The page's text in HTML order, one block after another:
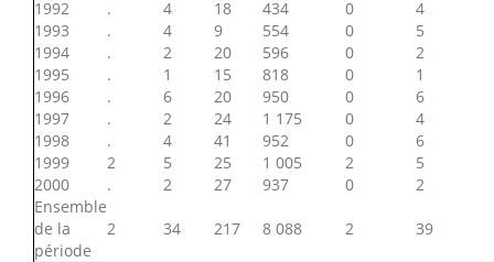
1992
. 4 18 434 0
4
1993
. 4 9 554 0
5
1994
. 2 20 596 0
2
1995
. 1 15 818 0
1
1996
. 6 20 950 0
6
1997
. 2 24 1 175 0
4
1998
. 4 41 952 0
6
1999
2 5 25 1 005 2
5
2000
. 2 27 937 0
2
Ensemble
de la
période
2 34 217 8 088 2 39